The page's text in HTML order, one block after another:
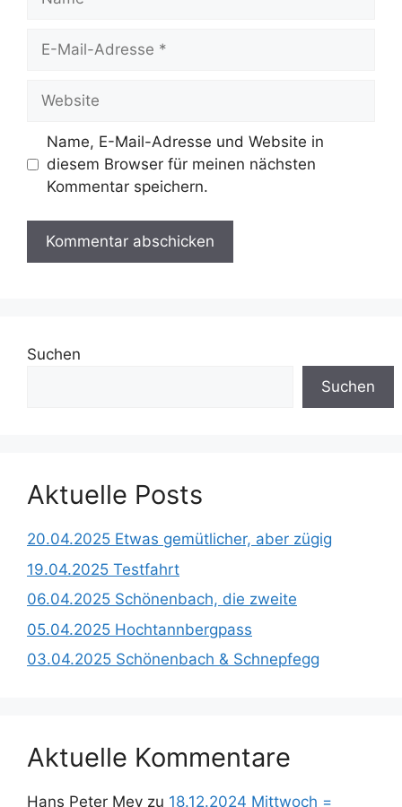
Mail-
Name, E-Mail-Adresse und Website in
diesem Browser für meinen nächsten
Kommentar speichern.
Suchen
Suchen
Aktuelle Posts
20.04.2025 Etwas gemütlicher, aber zügig
19.04.2025 Testfahrt
06.04.2025 Schönenbach, die zweite
05.04.2025 Hochtannbergpass
03.04.2025 Schönenbach & Schnepfegg
Aktuelle Kommentare
Hans Peter Mey zu 18.12.2024 Mittwoch =